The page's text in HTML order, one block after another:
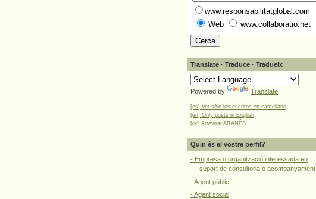
www.responsabilitatglobal.com
Web
www.collaboratio.net
Translate · Traduce · Tradueix
Powered by Translate
[es] Ver sólo los escritos en castellano
[en] Only posts in English
[oc] Arrevirar ARANÉS
Quin és el vostre perfil?
- Empresa o organització interessada en
suport de consultoria o acompanyament
- Agent públic
- Agent social